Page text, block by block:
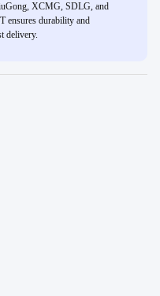
XCMG, SDLG, and
ensures durability and
delivery.